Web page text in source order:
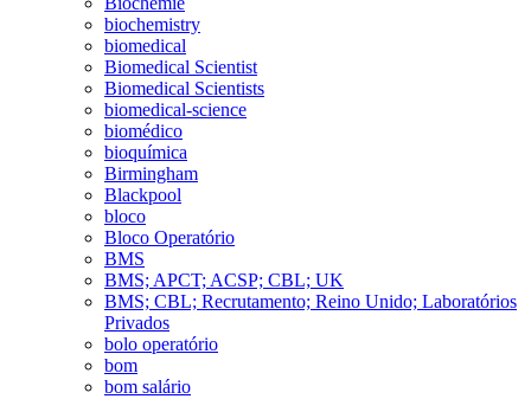
biochemistry
biomedical
Biomedical Scientist
Biomedical Scientists
biomedical-science
biomédico
bioquímica
Birmingham
Blackpool
bloco
Bloco Operatório
BMS
BMS; APCT; ACSP; CBL; UK
BMS; CBL; Recrutamento; Reino Unido; Laboratórios
Privados
bolo operatório
bom
bom salário